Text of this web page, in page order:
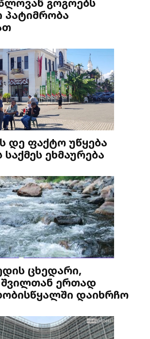
გოგოებს
პატიმრობა
დე ფაქტო უწყება
საქმეს ეხმაურება
ცხედარი,
ერთად
დაიხრჩო